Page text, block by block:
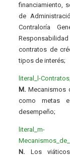
financiamiento,
de
Contraloría
contratos de
tipos de interés;
literal_l-
M. Mecanismos
como metas
desempeño;
literal_m-
N. Los